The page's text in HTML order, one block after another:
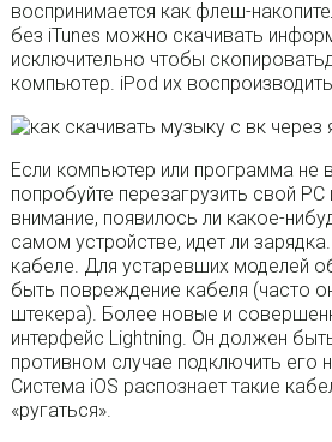
воспринимается как флеш-
без iTunes можно скачивать
исключительно чтобы
компьютер. iPod их
Если компьютер или программа не
попробуйте перезагрузить свой
внимание, появилось ли какое-
самом устройстве, идет ли
кабеле. Для устаревших моделей
быть повреждение кабеля (часто
штекера). Более новые и
интерфейс Lightning. Он должен
противном случае подключить его
Система iOS распознает такие
«ругаться».